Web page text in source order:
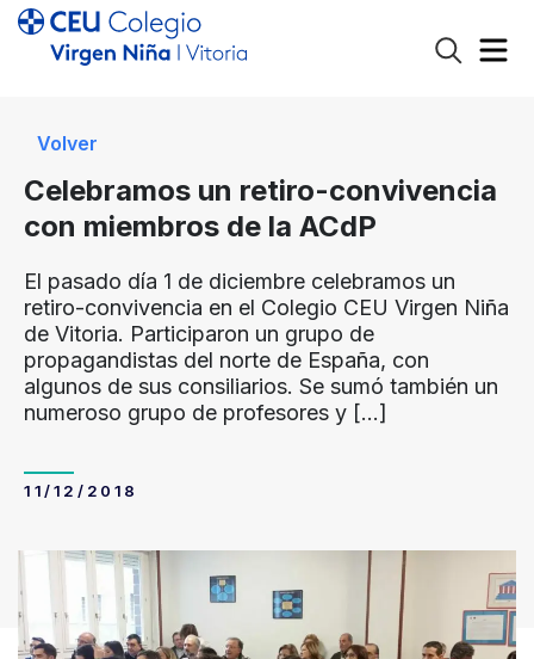
Volver
Celebramos un retiro-convivencia
con miembros de la ACdP
El pasado día 1 de diciembre celebramos un
retiro-convivencia en el Colegio CEU Virgen Niña
de Vitoria. Participaron un grupo de
propagandistas del norte de España, con
algunos de sus consiliarios. Se sumó también un
numeroso grupo de profesores y […]
11/12/2018